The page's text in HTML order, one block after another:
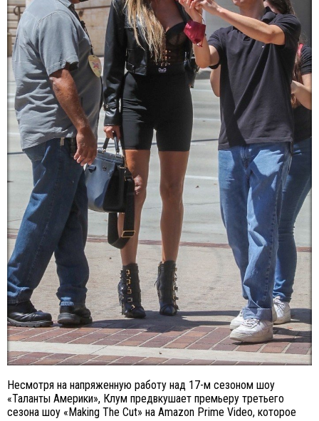
Несмотря на напряженную работу над 17-м сезоном шоу
«Таланты Америки», Клум предвкушает премьеру третьего
сезона шоу «Making The Cut» на Amazon Prime Video, которое